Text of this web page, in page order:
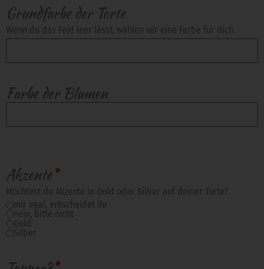
Grundfarbe der Torte
Wenn du das Feld leer lässt, wählen wir eine Farbe für dich.
Farbe der Blumen
*
Akzente
Möchtest du Akzente in Gold oder Silber auf deiner Torte?
mir egal, entscheidet ihr
nein, bitte nicht
Gold
Silber